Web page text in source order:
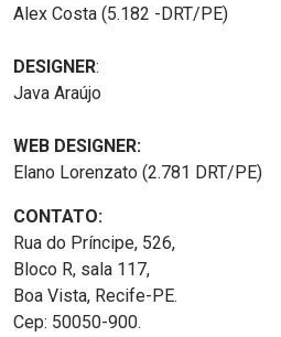
Alex Costa (5.182 -DRT/PE)
DESIGNER:
Java Araújo
WEB DESIGNER:
Elano Lorenzato (2.781 DRT/PE)
CONTATO:
Rua do Príncipe, 526,
Bloco R, sala 117,
Boa Vista, Recife-PE.
Cep: 50050-900.